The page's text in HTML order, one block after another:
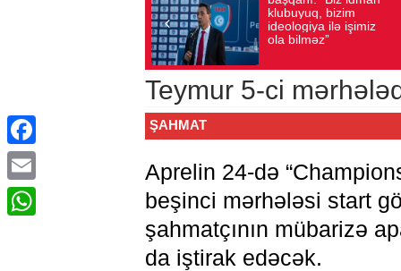
klubuyuq, bizim
ideologiya ilə işimiz
ola bilməz”
Teymur 5-ci
ŞAHMAT
Aprelin 24-də
beşinci mərhələsi start
şahmatçının mübarizə
da iştirak edəcək.
Facebook
Email